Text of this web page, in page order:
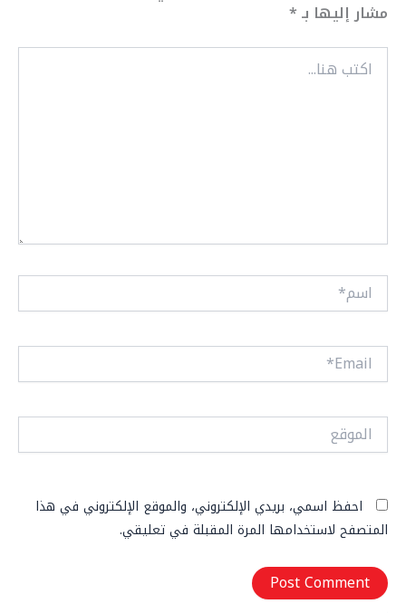
مشار إليها بـ*
اكتب
هنا...
اسم*
Email*
الموقع
احفظ اسمي، بريدي الإلكتروني، والموقع الإلكتروني في هذا
المتصفح لاستخدامها المرة المقبلة في تعليقي.